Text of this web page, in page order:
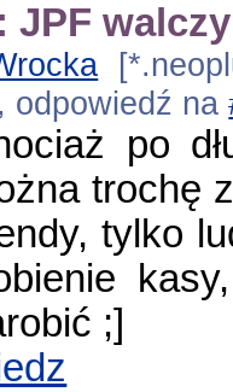
JPF
odpowiedź na
po
trochę
tylko
;]